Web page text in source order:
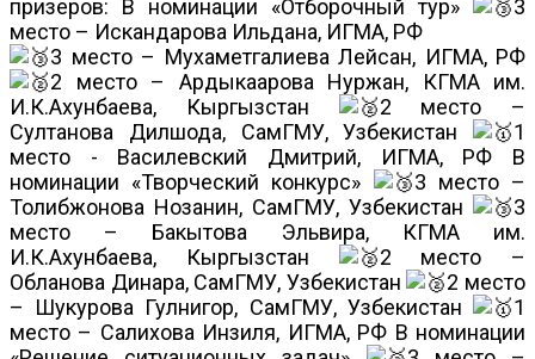
призеров: В номинации «Отборочный тур»
3
место – Искандарова Ильдана, ИГМА, РФ
3 место – Мухаметгалиева Лейсан, ИГМА, РФ
2 место – Ардыкаарова Нуржан, КГМА им.
И.К.Ахунбаева, Кыргызстан
2 место –
Султанова Дилшода, СамГМУ, Узбекистан
1
место - Василевский Дмитрий, ИГМА, РФ В
номинации «Творческий конкурс»
3 место –
Толибжонова Нозанин, СамГМУ, Узбекистан
3
место – Бакытова Эльвира, КГМА им.
И.К.Ахунбаева, Кыргызстан
2 место –
Обланова Динара, СамГМУ, Узбекистан
2 место
– Шукурова Гулнигор, СамГМУ, Узбекистан
1
место – Салихова Инзиля, ИГМА, РФ В номинации